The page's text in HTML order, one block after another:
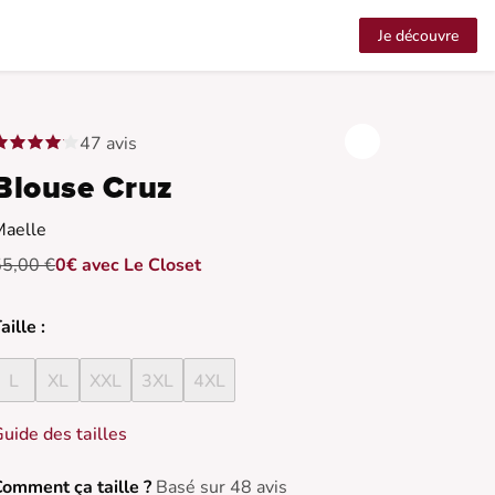
Je découvre
47 avis
Cruz
€0€ avec Le Closet
:
L XL XXL 3XL 4XL
des tailles
ça taille ? Basé sur 48 avis